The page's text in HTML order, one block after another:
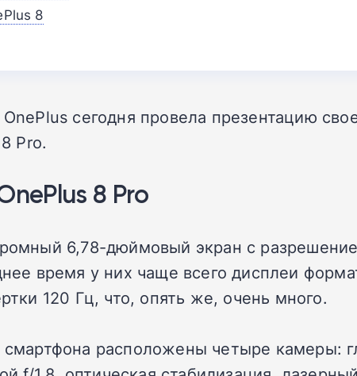
8
сегодня провела презентацию
Pro.
8 Pro
6,78-дюймовый экран с
время у них чаще всего дисплеи
120 Гц, что, опять же, очень много.
расположены четыре камеры: